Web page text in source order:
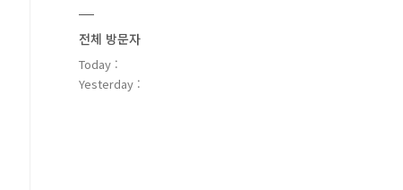
전체 방문자
Today :
Yesterday :